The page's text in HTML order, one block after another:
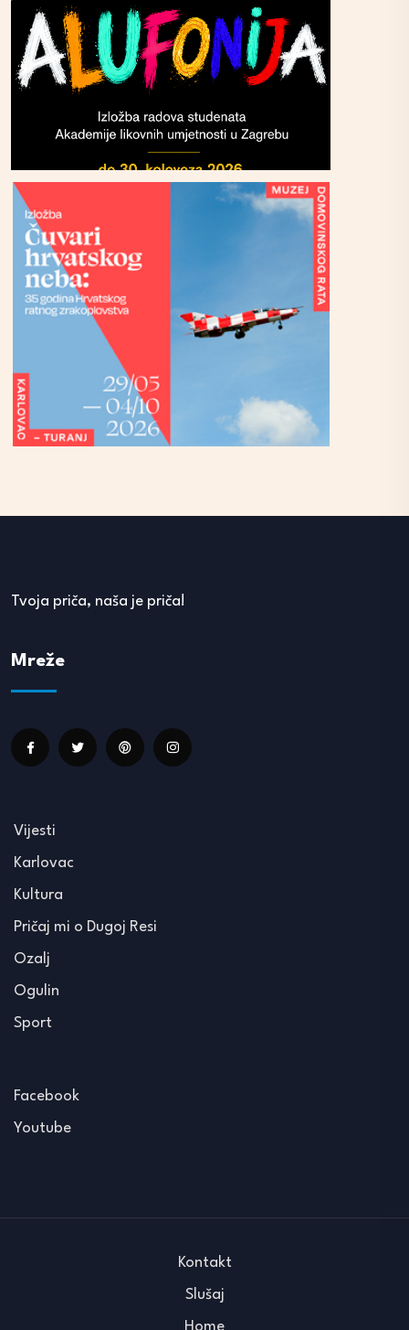
Tvoja priča, naša je priča!
Mreže
Vijesti
Karlovac
Kultura
Pričaj mi o Dugoj Resi
Ozalj
Ogulin
Sport
Facebook
Youtube
Kontakt
Slušaj
Home